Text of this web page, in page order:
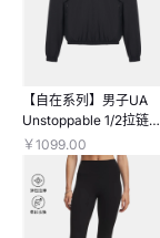
【自在系列】男子UA
Unstoppable 1/2拉链梭
织长袖上衣
￥1099.00